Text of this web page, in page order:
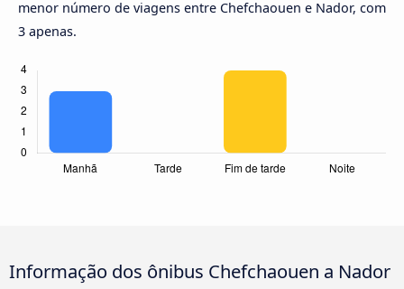
menor número de viagens entre Chefchaouen e Nador, com
3 apenas.
Informação dos ônibus Chefchaouen a Nador